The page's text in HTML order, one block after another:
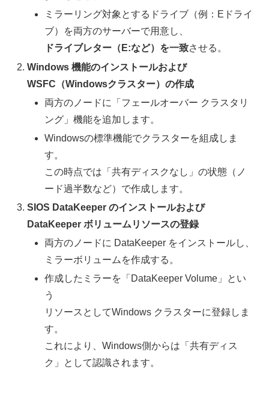
ミラーリング対象とするドライブ（例：Eドライ
ブ）を両方のサーバーで用意し、
ドライブレター（E:など）を一致させる。
Windows 機能のインストールおよび
WSFC（Windowsクラスター）の作成
両方のノードに「フェールオーバー クラスタリ
ング」機能を追加します。
Windowsの標準機能でクラスターを組成しま
す。
この時点では「共有ディスクなし」の状態（ノ
ード過半数など）で作成します。
SIOS DataKeeper のインストールおよび
DataKeeper ボリュームリソースの登録
両方のノードに DataKeeper をインストールし、
ミラーボリュームを作成する。
作成したミラーを「DataKeeper Volume」とい
う
リソースとしてWindows クラスターに登録しま
す。
これにより、Windows側からは「共有ディス
ク」として認識されます。